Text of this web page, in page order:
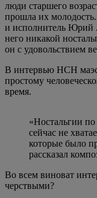
люди старшего
прошла их
и исполнитель Юрий
него никакой
он с удовольствием
В интервью НСН
простому
время.
«Ностальгии
сейчас не
которые было
рассказал
Во всем виноват
черствыми?